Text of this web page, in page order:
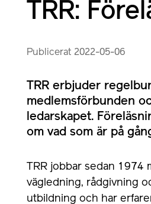
TRR:
Publicerat 2022-05-06
TRR erbjuder
medlemsförbunden
ledarskapet.
om vad som är på
TRR jobbar sedan
vägledning, rådgivning
utbildning och har